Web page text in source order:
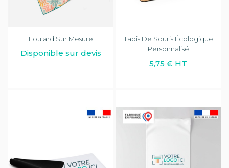
Foulard Sur Mesure
Disponible sur devis
Tapis De Souris Écologique
Personnalisé
5,75 € HT